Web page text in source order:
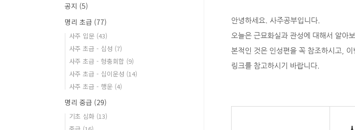
안녕하세요. 사주공부입니다.
오늘은 근묘화실과 관성에 대해서 알아
본적인 것은 인성편을 꼭 참조하시고,
링크를 참고하시기 바랍니다.
공지 (5)
명리 초급 (77)
사주 입문 (43)
사주 초급 - 십성 (7)
사주 초급 - 형충회합 (9)
사주 초급 - 십이운성 (14)
사주 초급 - 행운 (4)
명리 중급 (29)
기초 심화 (13)